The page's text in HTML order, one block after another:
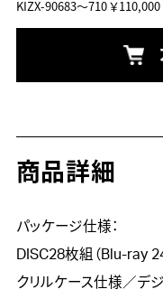
KIZX-90683～710￥110,000
商品詳細
パッケージ仕様：
DISC28枚組（Blu-ray
クリルケース仕様／デ